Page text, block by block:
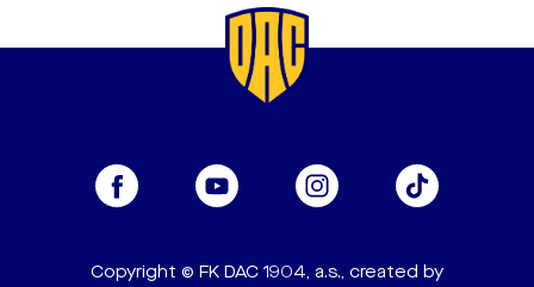
Copyright © FK DAC 1904, a.s., created by